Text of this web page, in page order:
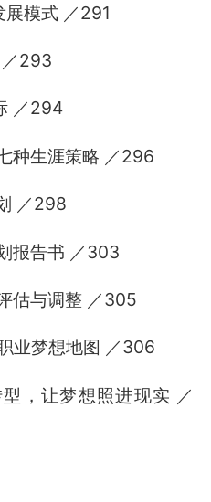
模式 ／291
293
／294
生涯策略 ／296
／298
告书 ／303
与调整 ／305
梦想地图 ／306
让梦想照进现实 ／